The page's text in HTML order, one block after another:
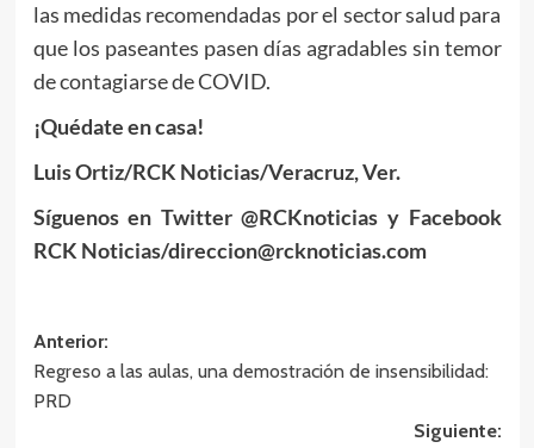
las medidas recomendadas por el sector salud para
que los paseantes pasen días agradables sin temor
de contagiarse de COVID.
¡Quédate en casa!
Luis Ortiz/RCK Noticias/Veracruz, Ver.
Síguenos en Twitter @RCKnoticias y Facebook
RCK Noticias/direccion@rcknoticias.com
Navegación
de
Anterior:
Regreso a las aulas, una demostración de insensibilidad:
PRD
Siguiente: